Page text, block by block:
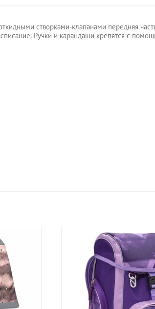
створками-клапанами передняя
Ручки и карандаши крепятся с